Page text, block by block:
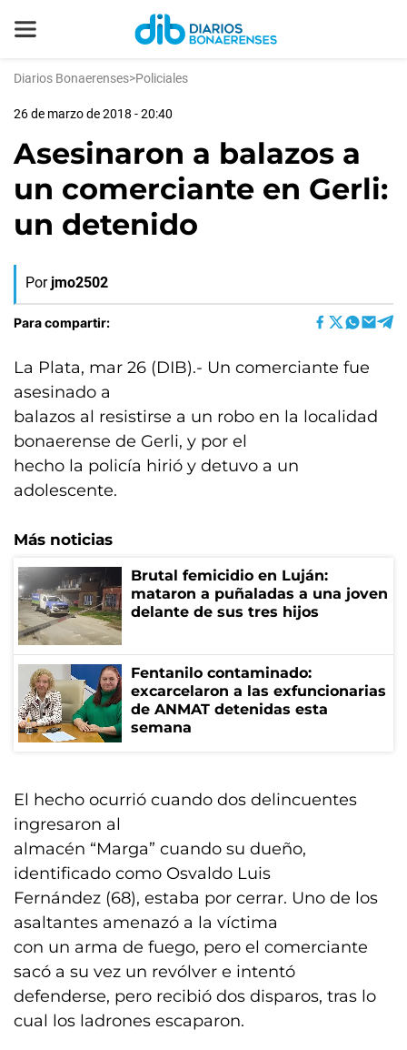
Diarios Bonaerenses>Policiales
26 de marzo de 2018 - 20:40
Asesinaron a balazos a
un comerciante en Gerli:
un detenido
Por jmo2502
Para compartir:
La Plata, mar 26 (DIB).- Un comerciante fue
asesinado a
balazos al resistirse a un robo en la localidad
bonaerense de Gerli, y por el
hecho la policía hirió y detuvo a un
adolescente.
Más noticias
Brutal femicidio en Luján:
mataron a puñaladas a una joven
delante de sus tres hijos
Fentanilo contaminado:
excarcelaron a las exfuncionarias
de ANMAT detenidas esta
semana
El hecho ocurrió cuando dos delincuentes
ingresaron al
almacén “Marga” cuando su dueño,
identificado como Osvaldo Luis
Fernández (68), estaba por cerrar. Uno de los
asaltantes amenazó a la víctima
con un arma de fuego, pero el comerciante
sacó a su vez un revólver e intentó
defenderse, pero recibió dos disparos, tras lo
cual los ladrones escaparon.